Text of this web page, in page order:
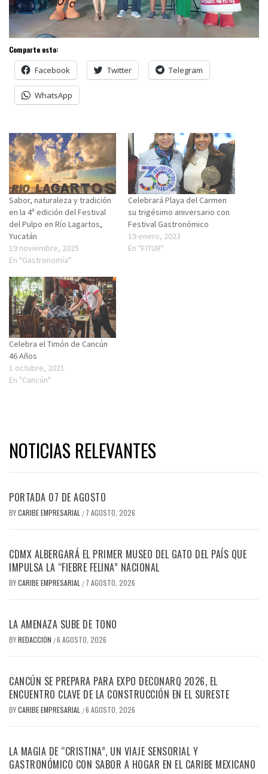
Comparte esto:
Facebook Twitter Telegram
WhatsApp
Sabor, naturaleza y tradición
en la 4ª edición del Festival
del Pulpo en Río Lagartos,
Yucatán
19 noviembre, 2025
En "Gastronomía"
Celebrará Playa del Carmen
su trigésimo aniversario con
Festival Gastronómico
19 enero, 2023
En "FITUR"
Celebra el Timón de Cancún
46 Años
1 octubre, 2021
En "Cancún"
NOTICIAS RELEVANTES
PORTADA 07 DE AGOSTO
BYCARIBE EMPRESARIAL / 7 AGOSTO, 2026
CDMX ALBERGARÁ EL PRIMER MUSEO DEL GATO DEL PAÍS QUE
IMPULSA LA “FIEBRE FELINA” NACIONAL
BYCARIBE EMPRESARIAL / 7 AGOSTO, 2026
LA AMENAZA SUBE DE TONO
BYREDACCION /6 AGOSTO, 2026
CANCÚN SE PREPARA PARA EXPO DECONARQ 2026, EL
ENCUENTRO CLAVE DE LA CONSTRUCCIÓN EN EL SURESTE
BYCARIBE EMPRESARIAL /6 AGOSTO, 2026
LA MAGIA DE “CRISTINA”, UN VIAJE SENSORIAL Y
GASTRONÓMICO CON SABOR A HOGAR EN EL CARIBE MEXICANO